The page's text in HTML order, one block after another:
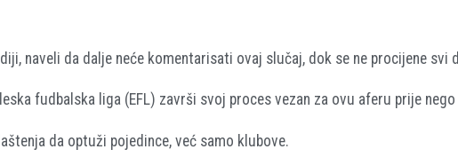
naveli da dalje neće komentarisati ovaj slučaj, dok se ne procijene svi
fudbalska liga (EFL) završi svoj proces vezan za ovu aferu prije
da optuži pojedince, već samo klubove.